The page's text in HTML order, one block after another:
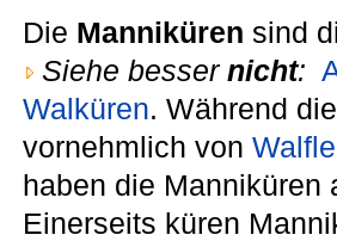
Die Manniküren sind
Siehe besser nicht:
Walküren. Während
vornehmlich von
haben die Manniküren
Einerseits küren